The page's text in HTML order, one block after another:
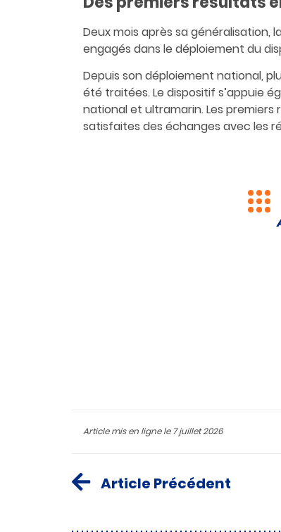
Deux mois après sa généralisation,
engagés dans le déploiement du
Depuis son déploiement national,
été traitées. Le dispositif s’appuie
national et ultramarin. Les
satisfaites des échanges avec les
Article mis en ligne le 7 juillet 2026
Article Précédent